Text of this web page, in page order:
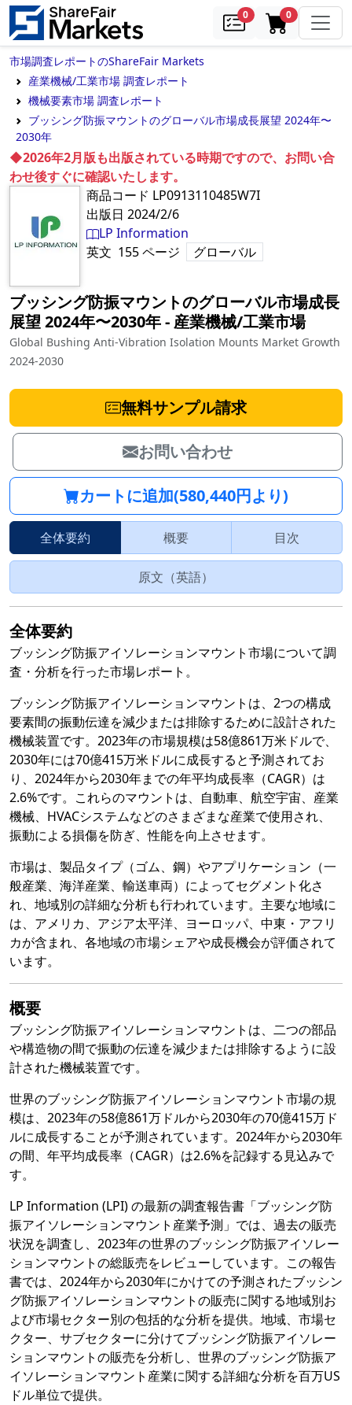
0samples0in cart
市場調査レポートのShareFair Markets
産業機械/工業市場 調査レポート
機械要素市場 調査レポート
ブッシング防振マウントのグローバル市場成長展望 2024年〜
2030年
◆2026年2月版も出版されている時期ですので、お問い合
わせ後すぐに確認いたします。
商品コード LP0913110485W7I
出版日 2024/2/6
LP Information
英文 155ページ グローバル
ブッシング防振マウントのグローバル市場成長
展望 2024年〜2030年‐ 産業機械/工業市場
Global Bushing Anti-Vibration Isolation Mounts Market Growth
2024-2030
無料サンプル請求
お問い合わせ
カートに追加(580,440円より)
全体要約 概要 目次
原文（英語）
全体要約
ブッシング防振アイソレーションマウント市場について調
査・分析を行った市場レポート。
ブッシング防振アイソレーションマウントは、2つの構成
要素間の振動伝達を減少または排除するために設計された
機械装置です。2023年の市場規模は58億861万米ドルで、
2030年には70億415万米ドルに成長すると予測されてお
り、2024年から2030年までの年平均成長率（CAGR）は
2.6%です。これらのマウントは、自動車、航空宇宙、産業
機械、HVACシステムなどのさまざまな産業で使用され、
振動による損傷を防ぎ、性能を向上させます。
市場は、製品タイプ（ゴム、鋼）やアプリケーション（一
般産業、海洋産業、輸送車両）によってセグメント化さ
れ、地域別の詳細な分析も行われています。主要な地域に
は、アメリカ、アジア太平洋、ヨーロッパ、中東・アフリ
カが含まれ、各地域の市場シェアや成長機会が評価されて
います。
概要
ブッシング防振アイソレーションマウントは、二つの部品
や構造物の間で振動の伝達を減少または排除するように設
計された機械装置です。
世界のブッシング防振アイソレーションマウント市場の規
模は、2023年の58億861万ドルから2030年の70億415万ド
ルに成長することが予測されています。2024年から2030年
の間、年平均成長率（CAGR）は2.6%を記録する見込みで
す。
LP Information (LPI) の最新の調査報告書「ブッシング防
振アイソレーションマウント産業予測」では、過去の販売
状況を調査し、2023年の世界のブッシング防振アイソレー
ションマウントの総販売をレビューしています。この報告
書では、2024年から2030年にかけての予測されたブッシン
グ防振アイソレーションマウントの販売に関する地域別お
よび市場セクター別の包括的な分析を提供。地域、市場セ
クター、サブセクターに分けてブッシング防振アイソレー
ションマウントの販売を分析し、世界のブッシング防振ア
イソレーションマウント産業に関する詳細な分析を百万US
ドル単位で提供。